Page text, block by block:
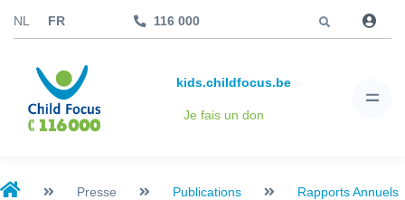
NL FR 116 000
kids.childfocus.be
Je fais un don
Presse Publications Rapports Annuels